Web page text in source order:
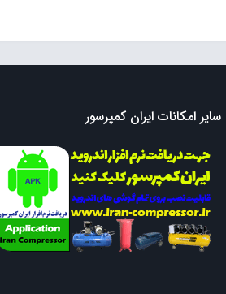
سایر امکانات ایران کمپرسور